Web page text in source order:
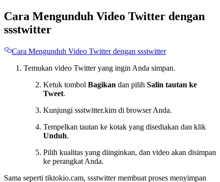
Cara Mengunduh Video Twitter dengan
ssstwitter
Cara Mengunduh Video Twitter dengan ssstwitter
Temukan video Twitter yang ingin Anda simpan.
Ketuk tombol Bagikan dan pilih Salin tautan ke
Tweet.
Kunjungi ssstwitter.kim di browser Anda.
Tempelkan tautan ke kotak yang disediakan dan klik
Unduh.
Pilih kualitas yang diinginkan, dan video akan disimpan
ke perangkat Anda.
Sama seperti tiktokio.cam, ssstwitter membuat proses menyimpan